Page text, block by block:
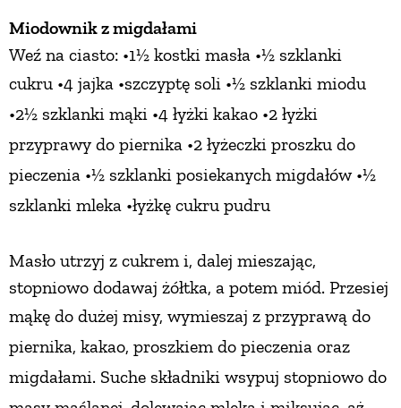
Miodownik z migdałami
Weź na ciasto: •1½ kostki masła •½ szklanki
cukru •4 jajka •szczyptę soli •½ szklanki miodu
•2½ szklanki mąki •4 łyżki kakao •2 łyżki
przyprawy do piernika •2 łyżeczki proszku do
pieczenia •½ szklanki posiekanych migdałów •½
szklanki mleka •łyżkę cukru pudru
Masło utrzyj z cukrem i, dalej mieszając,
stopniowo dodawaj żółtka, a potem miód. Przesiej
mąkę do dużej misy, wymieszaj z przyprawą do
piernika, kakao, proszkiem do pieczenia oraz
migdałami. Suche składniki wsypuj stopniowo do